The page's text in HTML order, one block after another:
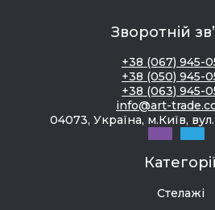
Зворотній
+38 (067) 945-
+38 (050) 945-
+38 (063) 945-
info@art-
04073, Україна, м.Київ,
Категорії
Стелажі